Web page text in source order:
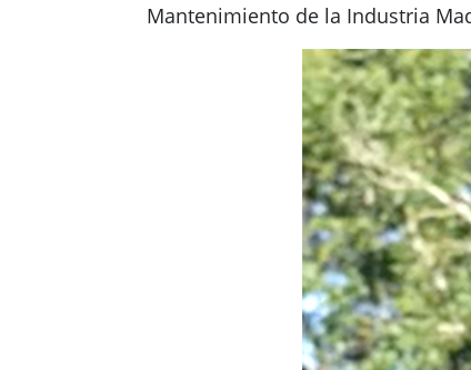
Mantenimiento de la Industria